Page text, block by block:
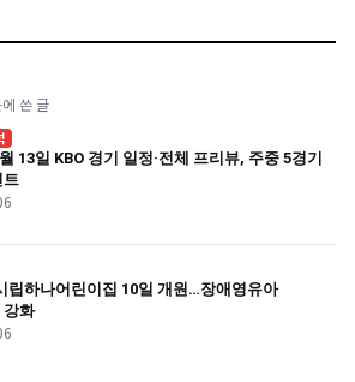
쓴 글
13일 KBO 경기 일정·전체 프리뷰, 주중 5경기
립하나어린이집 10일 개원…장애영유아
강화